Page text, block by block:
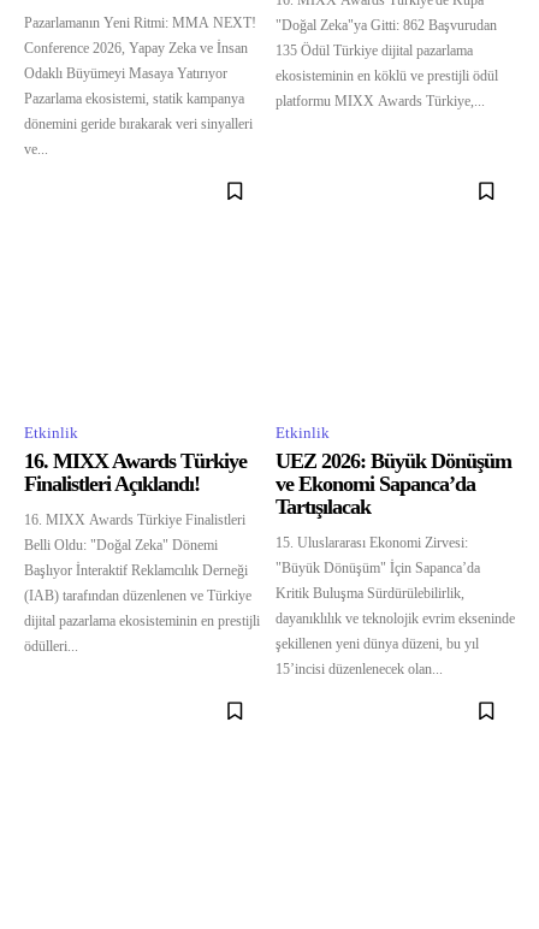
Pazarlamanın Yeni Ritmi: MMA NEXT!
Conference 2026, Yapay Zeka ve İnsan
Odaklı Büyümeyi Masaya Yatırıyor
Pazarlama ekosistemi, statik kampanya
dönemini geride bırakarak veri sinyalleri
ve...
"Doğal Zeka"ya Gitti: 862 Başvurudan
135 Ödül Türkiye dijital pazarlama
ekosisteminin en köklü ve prestijli ödül
platformu MIXX Awards Türkiye,...
Etkinlik
16. MIXX Awards Türkiye
Finalistleri Açıklandı!
16. MIXX Awards Türkiye Finalistleri
Belli Oldu: "Doğal Zeka" Dönemi
Başlıyor İnteraktif Reklamcılık Derneği
(IAB) tarafından düzenlenen ve Türkiye
dijital pazarlama ekosisteminin en prestijli
ödülleri...
Etkinlik
UEZ 2026: Büyük Dönüşüm
ve Ekonomi Sapanca’da
Tartışılacak
15. Uluslararası Ekonomi Zirvesi:
"Büyük Dönüşüm" İçin Sapanca’da
Kritik Buluşma Sürdürülebilirlik,
dayanıklılık ve teknolojik evrim ekseninde
şekillenen yeni dünya düzeni, bu yıl
15’incisi düzenlenecek olan...